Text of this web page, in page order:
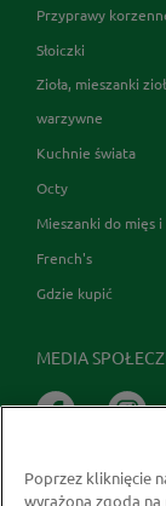
Przyprawy
Słoiczki
Zioła, mieszanki
warzywne
Kuchnie świata
Octy
Mieszanki do mięs
French's
Gdzie kupić
MEDIA
Poprzez kliknięcie
wyrażona zgoda